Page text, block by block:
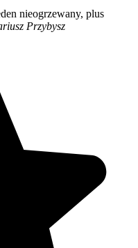
nieogrzewany, plus
Przybysz